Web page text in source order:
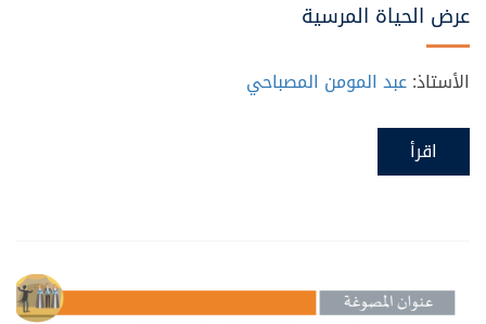
عرض الحياة المرسية
الأستاذ:عبد المومن المصباحي
اقرأ